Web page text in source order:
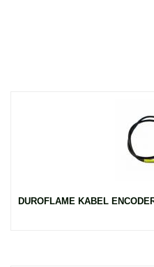
DUROFLAME KABEL